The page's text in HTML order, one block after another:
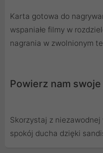
Karta gotowa do
wspaniałe filmy w
nagrania w zwolnionym
Powierz nam
Skorzystaj z
spokój ducha dzięki